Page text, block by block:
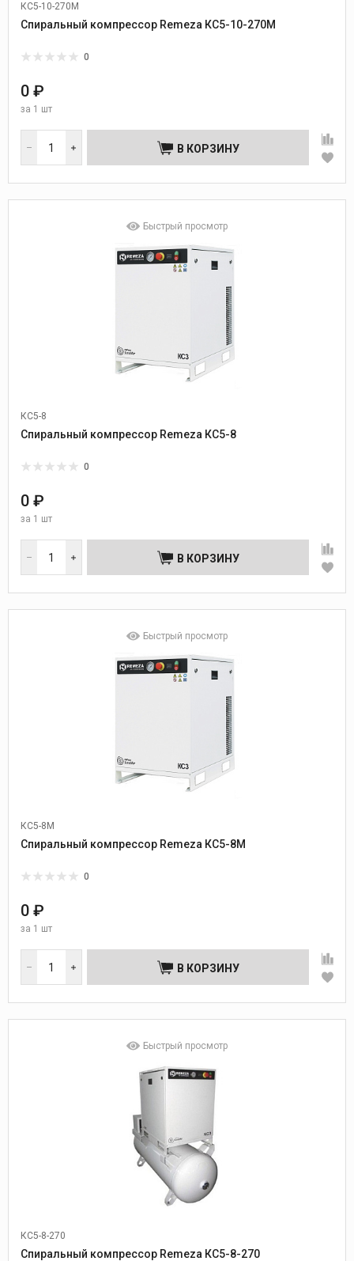
КС5-10-270М
Спиральный компрессор Remeza КС5-10-270М
0
0 ₽
за 1 шт
В КОРЗИНУ
Быстрый просмотр
КС5-8
Спиральный компрессор Remeza КС5-8
0
0 ₽
за 1 шт
В КОРЗИНУ
Быстрый просмотр
КС5-8М
Спиральный компрессор Remeza КС5-8М
0
0 ₽
за 1 шт
В КОРЗИНУ
Быстрый просмотр
КС5-8-270
Спиральный компрессор Remeza КС5-8-270